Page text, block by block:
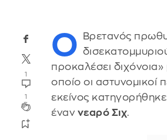
1
1
Ο Βρετανός
προκαλέσει
οποίο οι
εκείνος
έναν νεαρό Σιχ.